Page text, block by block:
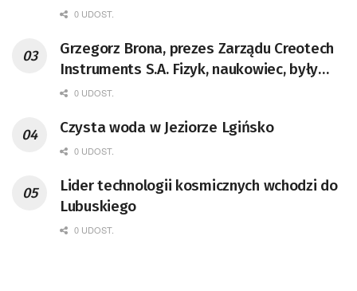
0 UDOST.
Grzegorz Brona, prezes Zarządu Creotech
Instruments S.A. Fizyk, naukowiec, były
pracownik CERN w Genewie,
doktor habilitowany nauk fizycznych,
koordynator Rady Sektorowej ds.
Kosmicznego oraz członek Komitetu
Badań Kosmicznych i Satelitarnych PAN.
0 UDOST.
Czysta woda w Jeziorze Lgińsko
0 UDOST.
Lider technologii kosmicznych wchodzi do
Lubuskiego
0 UDOST.